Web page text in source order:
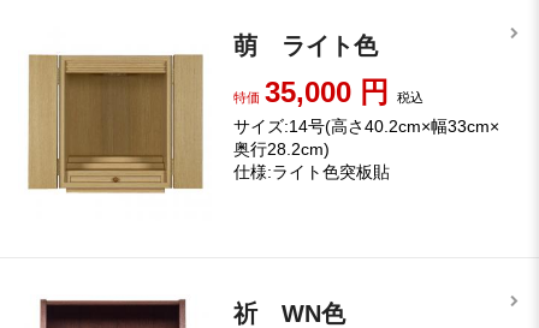
萌 ライト色
特価 35,000 円税込
サイズ:14号(高さ40.2cm×幅33cm×
奥行28.2cm)
仕様:ライト色突板貼
祈 WN色